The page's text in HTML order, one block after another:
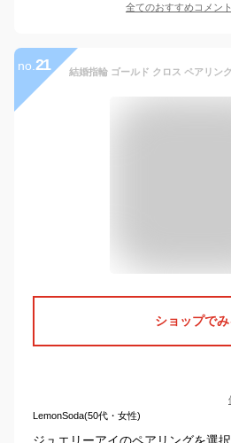
全てのおすすめコメント
no. 21
ショップでみ
LemonSoda(50代・女性)